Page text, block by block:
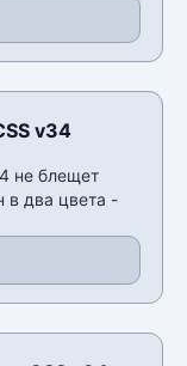
v34
не блещет
в два цвета -